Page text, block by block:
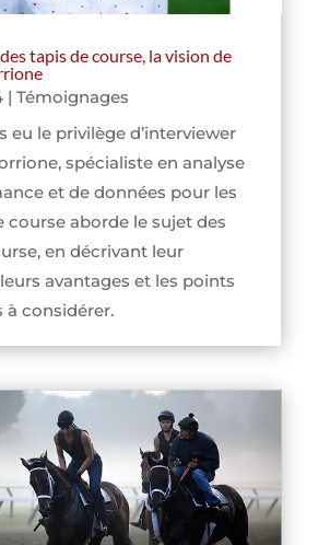
tapis de course, la vision de
| Témoignages
eu le privilège d’interviewer
spécialiste en analyse
et de données pour les
course aborde le sujet des
en décrivant leur
avantages et les points
considérer.